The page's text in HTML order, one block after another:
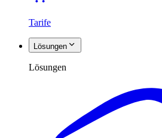
Tarife
Lösungen
Lösungen